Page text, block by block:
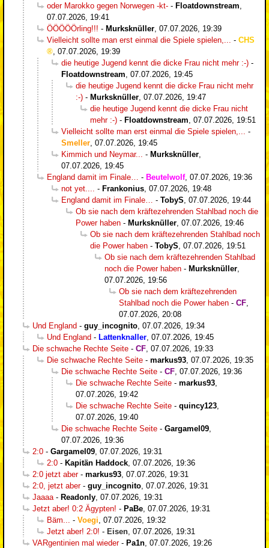
oder Marokko gegen Norwegen -kt- - Floatdownstream
07.07.2026, 19:41
ÖÖÖÖÖrling!!! - Murksknüller 07.07.2026, 19:39
Vielleicht sollte man erst einmal die Spiele spielen,...
- CHS
07.07.2026, 19:39
die heutige Jugend kennt die dicke Frau nicht mehr :-) -
Floatdownstream 07.07.2026, 19:45
die heutige Jugend kennt die dicke Frau nicht mehr
:-) - Murksknüller 07.07.2026, 19:47
die heutige Jugend kennt die dicke Frau nicht
mehr :-) - Floatdownstream 07.07.2026, 19:51
Vielleicht sollte man erst einmal die Spiele spielen,...
-
Smeller 07.07.2026, 19:45
Kimmich und Neymar...
- Murksknüller
07.07.2026, 19:45
England damit im Finale…
- Beutelwolf, 07.07.2026, 19:36
not yet....
- Frankonius 07.07.2026, 19:48
England damit im Finale…
- TobyS 07.07.2026, 19:44
Ob sie nach dem kräftezehrenden Stahlbad noch die
Power haben - Murksknüller 07.07.2026, 19:46
Ob sie nach dem kräftezehrenden Stahlbad noch
die Power haben - TobyS 07.07.2026, 19:51
Ob sie nach dem kräftezehrenden Stahlbad
noch die Power haben - Murksknüller
07.07.2026, 19:56
Ob sie nach dem kräftezehrenden
Stahlbad noch die Power haben - CF
07.07.2026, 20:08
Und England - guy_incognito 07.07.2026, 19:34
Und England - Lattenknaller 07.07.2026, 19:45
Die schwache Rechte Seite - CF 07.07.2026, 19:33
Die schwache Rechte Seite - markus93 07.07.2026, 19:35
Die schwache Rechte Seite - CF 07.07.2026, 19:36
Die schwache Rechte Seite - markus93
07.07.2026, 19:42
Die schwache Rechte Seite - quincy123
07.07.2026, 19:40
Die schwache Rechte Seite - Gargamel09
07.07.2026, 19:36
2:0 - Gargamel09 07.07.2026, 19:31
2:0 - Kapitän Haddock 07.07.2026, 19:36
2:0 jetzt aber- markus93 07.07.2026, 19:31
2:0, jetzt aber- guy_incognito 07.07.2026, 19:31
Jaaaa - Readonly 07.07.2026, 19:31
Jetzt aber! 0:2 Ägypten! - PaBe 07.07.2026, 19:31
Bäm...
- Voegi 07.07.2026, 19:32
Jetzt aber! 2:0! - Eisen 07.07.2026, 19:31
VARgentinien mal wieder- Pa1n 07.07.2026, 19:26